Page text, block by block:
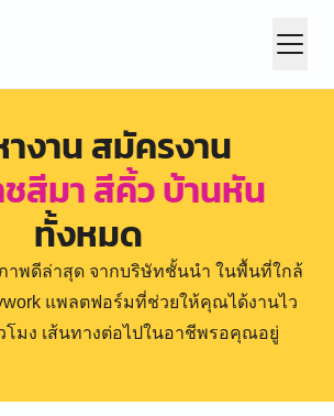
งาน สมัครงาน
สีมา สีคิ้ว บ้านหัน
ทั้งหมด
พดีล่าสุด จากบริษัทชั้นนำ ในพื้นที่ใกล้
แพลตฟอร์มที่ช่วยให้คุณได้งานไว
โมง เส้นทางต่อไปในอาชีพรอคุณอยู่